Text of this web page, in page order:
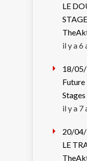
LE
il y a 6
18/05/
Future
Stages
il y a 7
20/04/
LE